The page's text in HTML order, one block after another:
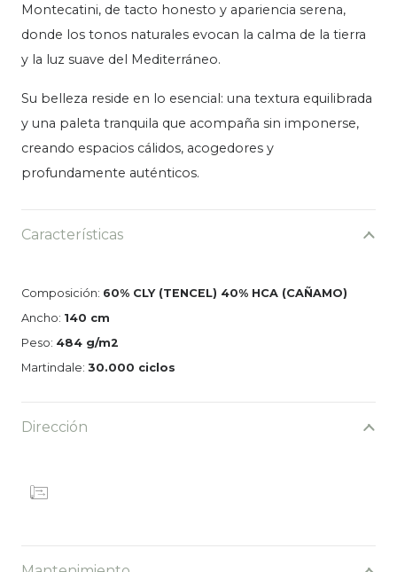
Montecatini, de tacto honesto y apariencia serena,
donde los tonos naturales evocan la calma de la tierra
y la luz suave del Mediterráneo.
Su belleza reside en lo esencial: una textura equilibrada
y una paleta tranquila que acompaña sin imponerse,
creando espacios cálidos, acogedores y
profundamente auténticos.
Características
Composición: 60% CLY (TENCEL) 40% HCA (CAÑAMO)
Ancho: 140 cm
Peso: 484 g/m2
Martindale: 30.000 ciclos
Dirección